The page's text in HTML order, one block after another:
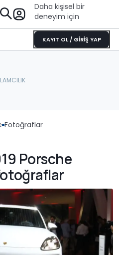
Daha kişisel bir
deneyim için
KAYIT OL / GİRİŞ YAP
Fotoğraflar
Porsche